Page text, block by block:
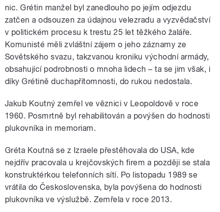
nic. Grétin manžel byl zanedlouho po jejím odjezdu
zatčen a odsouzen za údajnou velezradu a vyzvědačství
v politickém procesu k trestu 25 let těžkého žaláře.
Komunisté měli zvláštní zájem o jeho záznamy ze
Sovětského svazu, takzvanou kroniku východní armády,
obsahující podrobnosti o mnoha lidech – ta se jim však, i
díky Grétině duchapřítomnosti, do rukou nedostala.
Jakub Koutný zemřel ve věznici v Leopoldově v roce
1960. Posmrtně byl rehabilitován a povýšen do hodnosti
plukovníka in memoriam.
Gréta Koutná se z Izraele přestěhovala do USA, kde
nejdřív pracovala u krejčovských firem a později se stala
konstruktérkou telefonních sítí. Po listopadu 1989 se
vrátila do Československa, byla povýšena do hodnosti
plukovníka ve výslužbě. Zemřela v roce 2013.